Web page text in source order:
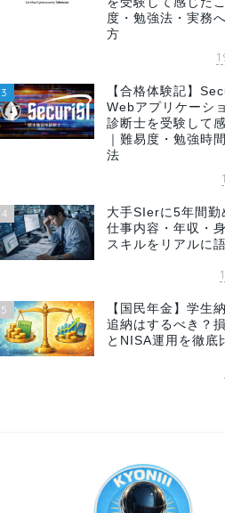
度・勉強法・実務
方
3
【合格体験記】
Webアプリケーシ
診断士を受験して
｜難易度・勉強時
法
4
大手SIerに5年間勤
仕事内容・年収・
スキルをリアルに
5
【国民年金】学生
追納はするべき？
とNISA運用を徹底